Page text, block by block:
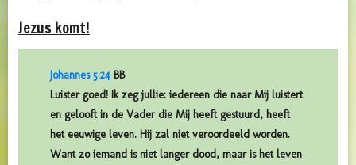
Jezus komt!
Johannes 5:24 BB
Luister goed! Ik zeg jullie: iedereen die naar Mij luistert
en gelooft in de Vader die Mij heeft gestuurd, heeft
het eeuwige leven. Hij zal niet veroordeeld worden.
Want zo iemand is niet langer dood, maar is het leven